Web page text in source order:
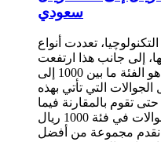
سعودي
تعددت أنواع
إلى جانب هذا ارتفعت
أسعارها أيضًا، ولكن ما نشير إليه هو الفئة ما بين 1000 إلى
الجوالات التي تأتي بهذه
تقوم بالمقارنة فيما
بينهم واختيار الأنسب لك. أفضل 5 جوالات في فئة 1000 ريال
إلى 2000 ريال سعودي في 2020 نقدم مجموعة من أفضل